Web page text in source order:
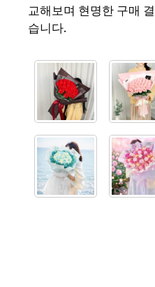
교해보며 현명한 구매
습니다.